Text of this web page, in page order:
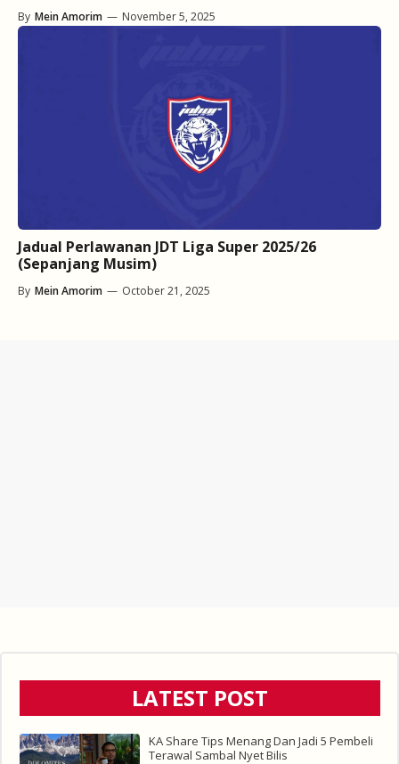
By Mein Amorim — November 5, 2025
Jadual Perlawanan JDT Liga Super 2025/26
(Sepanjang Musim)
By Mein Amorim — October 21, 2025
LATEST POST
KA Share Tips Menang Dan Jadi 5 Pembeli
Terawal Sambal Nyet Bilis